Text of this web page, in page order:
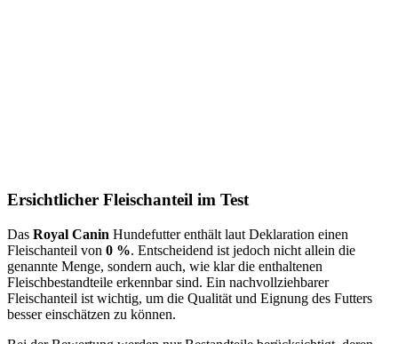
Ersichtlicher Fleischanteil im Test
Das Royal Canin Hundefutter enthält laut Deklaration einen
Fleischanteil von 0 %. Entscheidend ist jedoch nicht allein die
genannte Menge, sondern auch, wie klar die enthaltenen
Fleischbestandteile erkennbar sind. Ein nachvollziehbarer
Fleischanteil ist wichtig, um die Qualität und Eignung des Futters
besser einschätzen zu können.